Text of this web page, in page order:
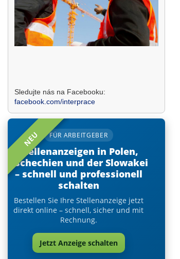
Sledujte nás na Facebooku:
facebook.com/interprace
NEU FÜR ARBEITGEBER
Stellenanzeigen in Polen,
Tschechien und der Slowakei
– schnell und professionell
schalten
Bestellen Sie Ihre Stellenanzeige jetzt
direkt online – schnell, sicher und mit
Rechnung.
Jetzt Anzeige schalten